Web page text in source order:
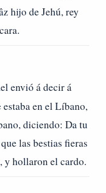
hijo de Jehú, rey
envió á decir á
en el Líbano,
diciendo: Da tu
las bestias fieras
y hollaron el cardo.